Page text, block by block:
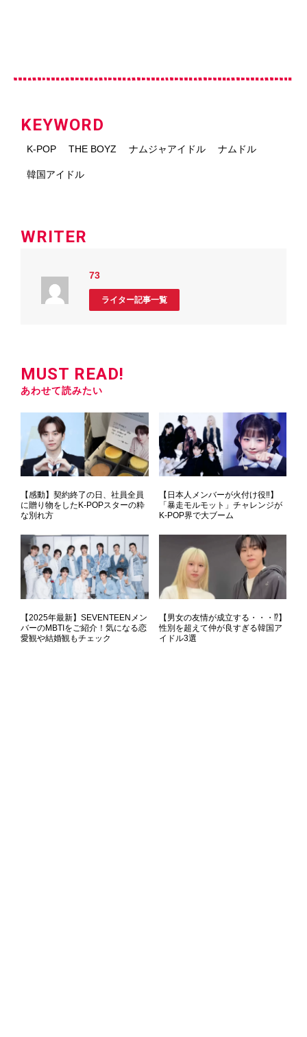
KEYWORD
K-POP THE BOYZ ナムジャアイドル ナムドル
韓国アイドル
WRITER
73
ライター記事一覧
MUST READ!
あわせて読みたい
【感動】契約終了の日、社員全員
に贈り物をしたK-POPスターの粋
な別れ方
【日本人メンバーが火付け役‼】
「暴走モルモット」チャレンジが
K-POP界で大ブーム
【2025年最新】SEVENTEENメン
バーのMBTIをご紹介！気になる恋
愛観や結婚観もチェック
【男女の友情が成立する・・・⁉】
性別を超えて仲が良すぎる韓国ア
イドル3選